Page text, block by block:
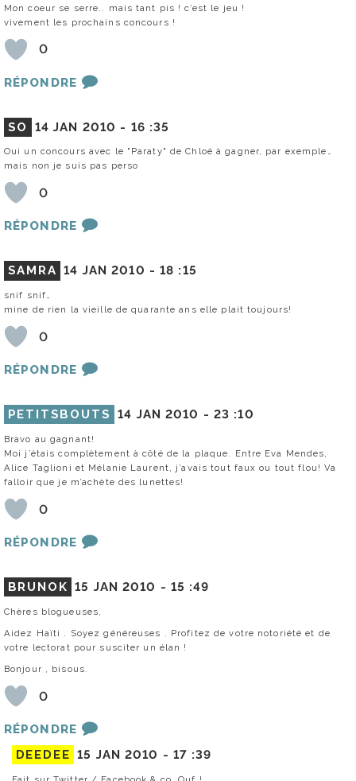
Mon coeur se serre.. mais tant pis ! c’est le jeu !
vivement les prochains concours !
0
RÉPONDRE
SO 14 JAN 2010 - 16 :35
Oui un concours avec le "Paraty" de Chloé à gagner, par exemple…
mais non je suis pas perso
0
RÉPONDRE
SAMRA 14 JAN 2010 -18 :15
snif snif…
mine de rien la vieille de quarante ans elle plait toujours!
0
RÉPONDRE
PETITSBOUTS 14 JAN 2010 - 23 :10
Bravo au gagnant!
Moi j’étais complètement à côté de la plaque. Entre Eva Mendes,
Alice Taglioni et Mélanie Laurent, j’avais tout faux ou tout flou! Va
falloir que je m’achète des lunettes!
0
RÉPONDRE
BRUNOK 15 JAN 2010 - 15 :49
Chères blogueuses,
Aidez Haïti . Soyez généreuses . Profitez de votre notoriété et de
votre lectorat pour susciter un élan !
Bonjour , bisous.
0
RÉPONDRE
DEEDEE 15 JAN 2010 - 17 :39